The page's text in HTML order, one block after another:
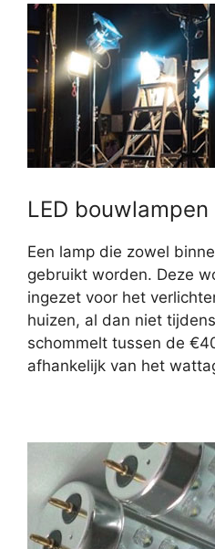
LED bouwlampen
Een lamp die zowel
gebruikt worden. Deze
ingezet voor het
huizen, al dan niet
schommelt tussen de
afhankelijk van het